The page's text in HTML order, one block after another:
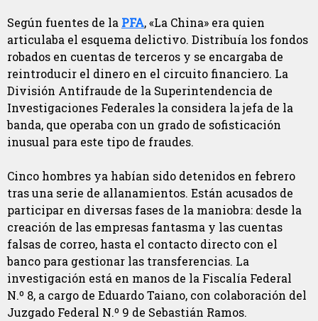
Según fuentes de la PFA, «La China» era quien
articulaba el esquema delictivo. Distribuía los fondos
robados en cuentas de terceros y se encargaba de
reintroducir el dinero en el circuito financiero. La
División Antifraude de la Superintendencia de
Investigaciones Federales la considera la jefa de la
banda, que operaba con un grado de sofisticación
inusual para este tipo de fraudes.
Cinco hombres ya habían sido detenidos en febrero
tras una serie de allanamientos. Están acusados de
participar en diversas fases de la maniobra: desde la
creación de las empresas fantasma y las cuentas
falsas de correo, hasta el contacto directo con el
banco para gestionar las transferencias. La
investigación está en manos de la Fiscalía Federal
N.º 8, a cargo de Eduardo Taiano, con colaboración del
Juzgado Federal N.º 9 de Sebastián Ramos.